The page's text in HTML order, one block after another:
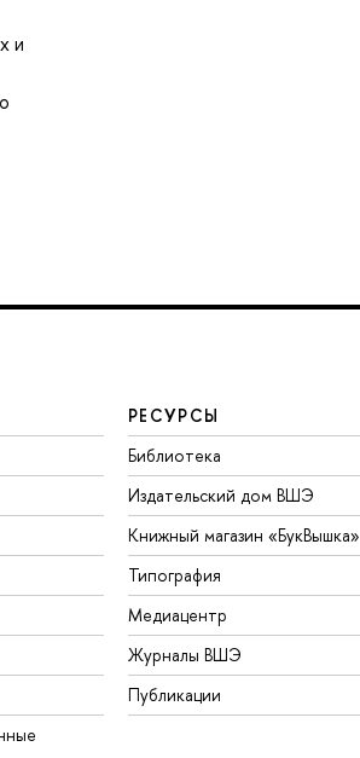
и
РЕСУРСЫ
Библиотека
Издательский дом ВШЭ
Книжный магазин «БукВышка»
Типография
Медиацентр
Журналы ВШЭ
Публикации